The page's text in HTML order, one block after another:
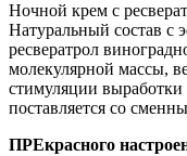
Ночной крем с
Натуральный состав с
ресвератрол
молекулярной массы,
стимуляции
поставляется со
ПРЕкрасного